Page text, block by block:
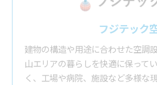
フジテック
建物の構造や用途に合わせた空調
山エリアの暮らしを快適に保って
く、工場や病院、施設など多様な